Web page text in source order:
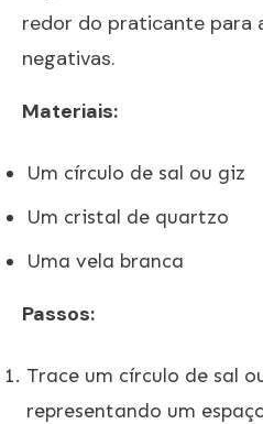
redor do praticante para
negativas.
Materiais:
Um círculo de sal ou giz
Um cristal de quartzo
Uma vela branca
Passos:
Trace um círculo de sal
representando um